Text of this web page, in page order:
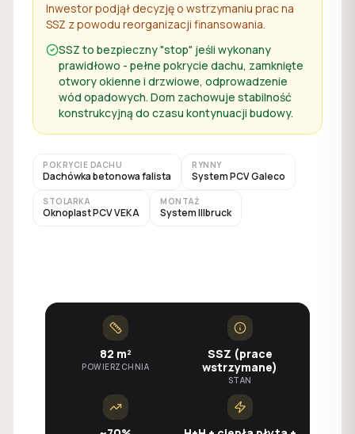
Inwestor podjął decyzję o wstrzymaniu prac na
SSZ z powodu reorganizacji finansowania.
SSZ to bezpieczny "stop" jeśli wykonany
prawidłowo - pełne pokrycie dachu, zamknięte
otwory okienne i drzwiowe, odprowadzenie
wód opadowych. Dom zachowuje stabilność
konstrukcyjną do czasu kontynuacji budowy.
POKRYCIE DACHU
Dachówka betonowa falista
RYNNY
System PCV Galeco
STOLARKA
Oknoplast PCV VEKA
MONTAŻ
System Illbruck
82 m²
POWIERZCHNIA
SSZ (prace
wstrzymane)
STAN